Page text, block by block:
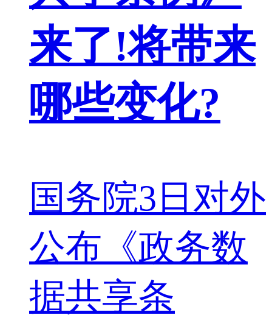
来了!将带来
哪些变化?
​国务院3日对外
公布《政务数
据共享条